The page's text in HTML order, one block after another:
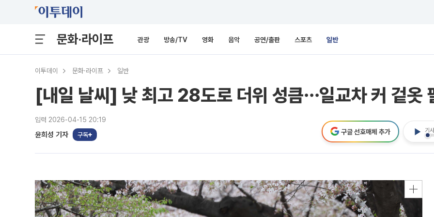
문화·라이프 관광 방송/TV 영화 음악 공연/출판 스포츠 일반
이투데이 문화·라이프 일반
[내일 날씨] 낮 최고 28도로 더위 성큼⋯일교차 커 겉옷
입력 2026-04-15 20:19
윤희성 기자 구독
기
구글 선호매체 추가